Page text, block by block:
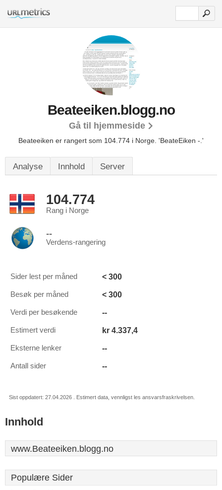
Beateeiken.blogg.no
Gå til hjemmeside
Beateeiken er rangert som 104.774 i Norge. 'BeateEiken -.'
Analyse Innhold Server
104.774
Rang i Norge
--
Verdens-rangering
Sider lest per måned < 300
Besøk per måned < 300
Verdi per besøkende --
Estimert verdi kr 4.337,4
Eksterne lenker --
Antall sider --
Sist oppdatert: 27.04.2026 . Estimert data, vennligst les ansvarsfraskrivelsen.
Innhold
www.Beateeiken.blogg.no
Populære Sider